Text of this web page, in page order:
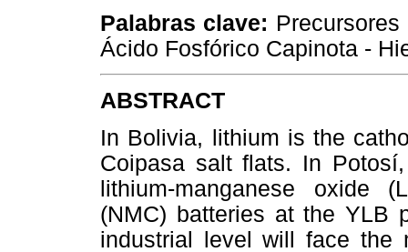
Palabras clave:
Ácido Fosfórico Capinota -
ABSTRACT
In Bolivia, lithium is the
Coipasa salt flats. In
lithium-manganese oxide
(NMC) batteries at the YLB
industrial level will face the